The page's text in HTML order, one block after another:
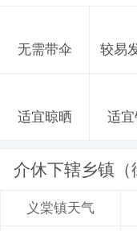
无需带伞 较易
适宜晾晒 适宜
介休下辖乡镇（
义棠镇天气